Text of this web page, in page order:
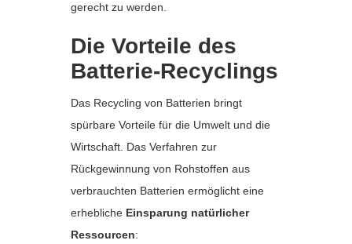
gerecht zu werden.
Die Vorteile des
Batterie-Recyclings
Das Recycling von Batterien bringt
spürbare Vorteile für die Umwelt und die
Wirtschaft. Das Verfahren zur
Rückgewinnung von Rohstoffen aus
verbrauchten Batterien ermöglicht eine
erhebliche Einsparung natürlicher
Ressourcen: